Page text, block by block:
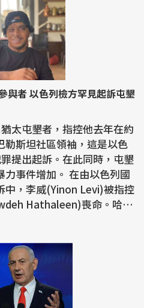
與者 以色列檢方罕見起訴屯墾
太屯墾者，指控他去年在約
勒斯坦社區領袖，這是以色
提出起訴。在此同時，屯墾
加。 在由以色列國
中，李威(Yinon Levi)被指控
Hathaleen)喪命。哈薩